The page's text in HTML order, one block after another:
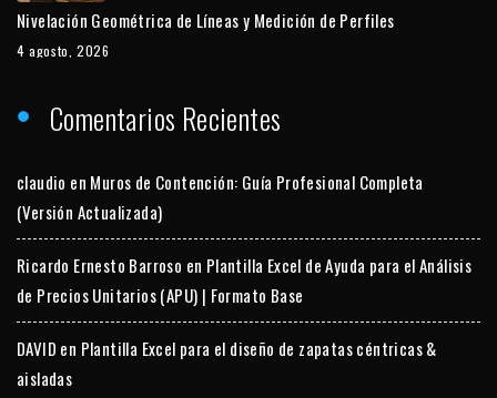
Nivelación Geométrica de Líneas y Medición de Perfiles
4 agosto, 2026
Comentarios Recientes
claudio en Muros de Contención: Guía Profesional Completa
(Versión Actualizada)
Ricardo Ernesto Barroso en Plantilla Excel de Ayuda para el Análisis
de Precios Unitarios (APU) | Formato Base
DAVID en Plantilla Excel para el diseño de zapatas céntricas &
aisladas